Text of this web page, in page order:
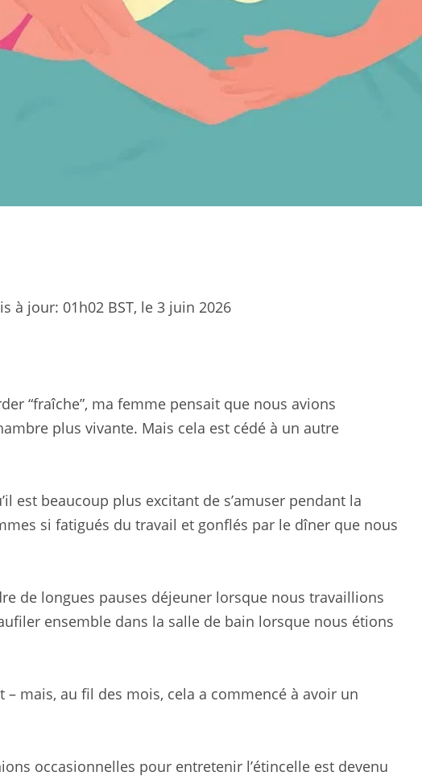
à jour: 01h02 BST, le 3 juin 2026
“fraîche”, ma femme pensait que nous avions
plus vivante. Mais cela est cédé à un autre
est beaucoup plus excitant de s’amuser pendant la
si fatigués du travail et gonflés par le dîner que nous
de longues pauses déjeuner lorsque nous travaillions
ensemble dans la salle de bain lorsque nous étions
– mais, au fil des mois, cela a commencé à avoir un
occasionnelles pour entretenir l’étincelle est devenu